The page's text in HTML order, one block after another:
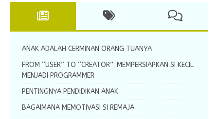
ANAK ADALAH CERMINAN ORANG TUANYA
FROM “USER” TO “CREATOR”: MEMPERSIAPKAN SI KECIL
MENJADI PROGRAMMER
PENTINGNYA PENDIDIKAN ANAK
BAGAIMANA MEMOTIVASI SI REMAJA